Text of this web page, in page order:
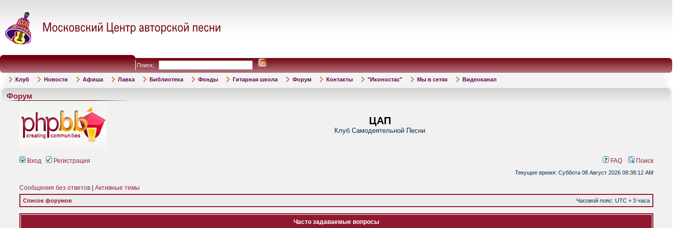
Поиск:
Клуб Новости Афиша Лавка Библиотека Фонды Гитарная школа Форум Контакты "Иконостас" Мы в сетях Видеоканал
Форум
ЦАП
Клуб Самодеятельной Песни
Вход Регистрация FAQ Поиск
Текущее время: Суббота 08 Август 2026 08:38:12 AM
Сообщения без ответов Активные темы
Список форумов Часовой пояс: UTC + 3 часа
Часто задаваемые вопросы